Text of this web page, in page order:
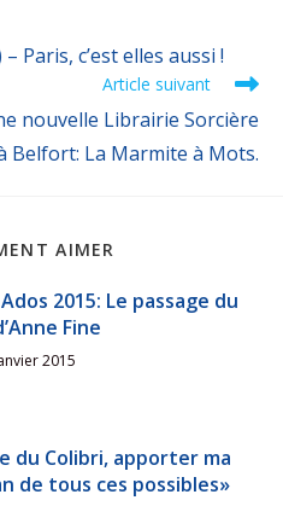
Paris, c’est elles aussi !
Article suivant
nouvelle Librairie Sorcière
Belfort: La Marmite à Mots.
AIMER
2015: Le passage du
Fine
2015
du Colibri, apporter ma
de tous ces possibles»